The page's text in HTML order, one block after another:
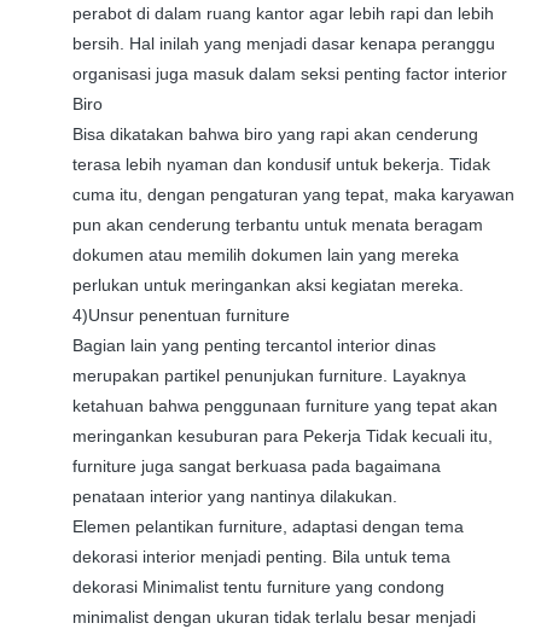
perabot di dalam ruang kantor agar lebih rapi dan lebih
bersih. Hal inilah yang menjadi dasar kenapa peranggu
organisasi juga masuk dalam seksi penting factor interior
Biro
Bisa dikatakan bahwa biro yang rapi akan cenderung
terasa lebih nyaman dan kondusif untuk bekerja. Tidak
cuma itu, dengan pengaturan yang tepat, maka karyawan
pun akan cenderung terbantu untuk menata beragam
dokumen atau memilih dokumen lain yang mereka
perlukan untuk meringankan aksi kegiatan mereka.
4)Unsur penentuan furniture
Bagian lain yang penting tercantol interior dinas
merupakan partikel penunjukan furniture. Layaknya
ketahuan bahwa penggunaan furniture yang tepat akan
meringankan kesuburan para Pekerja Tidak kecuali itu,
furniture juga sangat berkuasa pada bagaimana
penataan interior yang nantinya dilakukan.
Elemen pelantikan furniture, adaptasi dengan tema
dekorasi interior menjadi penting. Bila untuk tema
dekorasi Minimalist tentu furniture yang condong
minimalist dengan ukuran tidak terlalu besar menjadi